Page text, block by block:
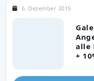
alle
+
6. Dezember 2015